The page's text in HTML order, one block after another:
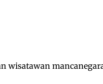
wisatawan